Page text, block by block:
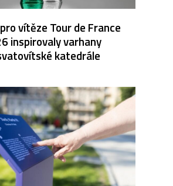
vítěze Tour de France
inspirovaly varhany
katedrále